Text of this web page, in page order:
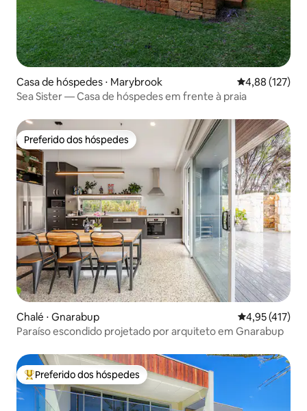
Casa de hóspedes ⋅ Marybrook 4,88 de uma
4,88 (127)
Sea Sister — Casa de hóspedes em frente à praia
Preferido dos hóspedes
Preferido dos hóspedes
Chalé ⋅ Gnarabup 4,95 de uma
4,95 (417)
Paraíso escondido projetado por arquiteto em Gnarabup
Entre os melhores preferidos dos hóspedes
Preferido dos hóspedes